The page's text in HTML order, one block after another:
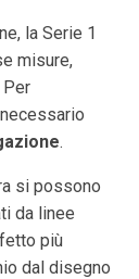
la Serie 1
misure,
Per
.
si possono
da linee
più
dal disegno